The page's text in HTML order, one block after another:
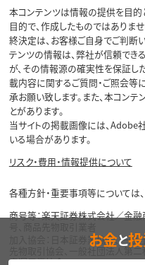
本コンテンツは情報の提供を目的
目的で、作成したものではありま
終決定は、お客様ご自身でご判断
テンツの情報は、弊社が信頼でき
が、その情報源の確実性を保証し
載内容に関するご質問・ご照会等
承お願い致します。また、本コン
とがあります。
当サイトの掲載画像には、Adobe
いる場合があります。
リスク・費用・情報提供について
各種方針・重要事項等については
商号等：楽天証券株式会社／金融
加入協会：日本証券業協会、一
先物取引協会、一般社団法人第
産運用業協会
お金と